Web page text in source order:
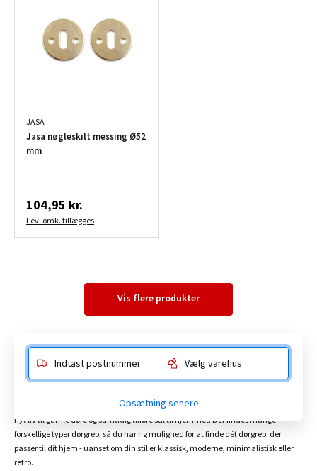
JASA
Jasa nøgleskilt messing Ø52
mm
104,95 kr.
Lev. omk. tillægges
Vis flere produkter
Dørgreb
Et dørgreb behøver ikke kun at være funktionelt. Nye dørgreb kan nemlig let give
nyt liv til gamle døre og samtidig tilføre stil til hjemmet. Der findes mange
forskellige typer dørgreb, så du har rig mulighed for at finde dét dørgreb, der
passer til dit hjem - uanset om din stil er klassisk, moderne, minimalistisk eller
retro.
Indtast postnummer Vælg varehus
Opsætning senere